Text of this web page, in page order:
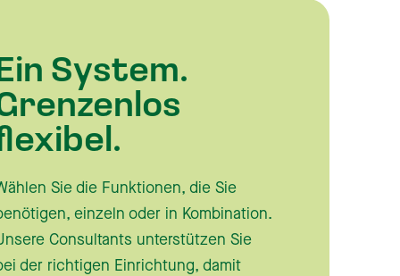
System.
Sie die Funktionen, die Sie
einzeln oder in Kombination.
Consultants unterstützen Sie
der richtigen Einrichtung, damit